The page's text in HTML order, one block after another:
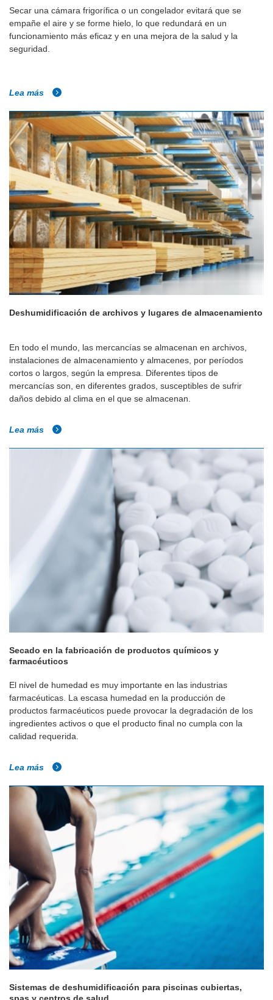
Secar una cámara frigorífica o un congelador evitará que se
empañe el aire y se forme hielo, lo que redundará en un
funcionamiento más eficaz y en una mejora de la salud y la
seguridad.
Lea más
Deshumidificación de archivos y lugares de almacenamiento
En todo el mundo, las mercancías se almacenan en archivos,
instalaciones de almacenamiento y almacenes, por períodos
cortos o largos, según la empresa. Diferentes tipos de
mercancías son, en diferentes grados, susceptibles de sufrir
daños debido al clima en el que se almacenan.
Lea más
Secado en la fabricación de productos químicos y
farmacéuticos
El nivel de humedad es muy importante en las industrias
farmacéuticas. La escasa humedad en la producción de
productos farmacéuticos puede provocar la degradación de los
ingredientes activos o que el producto final no cumpla con la
calidad requerida.
Lea más
Sistemas de deshumidificación para piscinas cubiertas,